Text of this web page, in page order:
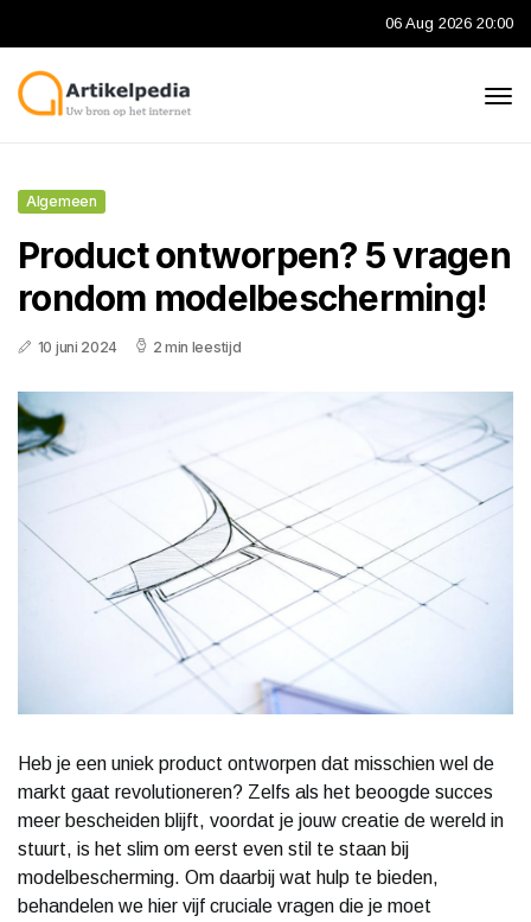
06 Aug 2026 20:00
Algemeen
Product ontworpen? 5 vragen
rondom modelbescherming!
10 juni 2024 2 min leestijd
Heb je een uniek product ontworpen dat misschien wel de
markt gaat revolutioneren? Zelfs als het beoogde succes
meer bescheiden blijft, voordat je jouw creatie de wereld in
stuurt, is het slim om eerst even stil te staan bij
modelbescherming. Om daarbij wat hulp te bieden,
behandelen we hier vijf cruciale vragen die je moet